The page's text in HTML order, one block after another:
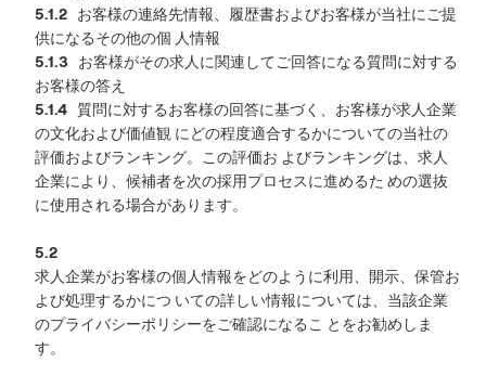
5.1.2 お客様の連絡先情報、履歴書およびお客様が当社にご提
供になるその他の個 人情報
5.1.3 お客様がその求人に関連してご回答になる質問に対する
お客様の答え
5.1.4 質問に対するお客様の回答に基づく、お客様が求人企業
の文化および価値観 にどの程度適合するかについての当社の
評価およびランキング。この評価お よびランキングは、求人
企業により、候補者を次の採用プロセスに進めるた めの選抜
に使用される場合があります。
5.2
求人企業がお客様の個人情報をどのように利用、開示、保管お
よび処理するかにつ いての詳しい情報については、当該企業
のプライバシーポリシーをご確認になるこ とをお勧めしま
す。